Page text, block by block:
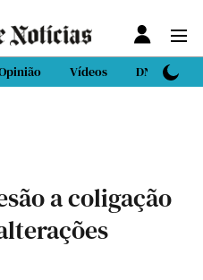
Vídeos DN Sport
a coligação